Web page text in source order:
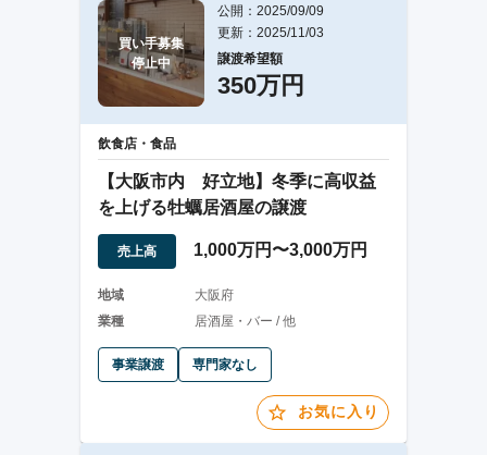
買い手募集
停止中
公開：2025/09/09
更新：2025/11/03
譲渡希望額
350万円
飲食店・食品
【大阪市内 好立地】冬季に高収益
を上げる牡蠣居酒屋の譲渡
売上高 1,000万円〜3,000万円
地域
大阪府
業種
居酒屋・バー / 他
事業譲渡 専門家なし
お気に入り